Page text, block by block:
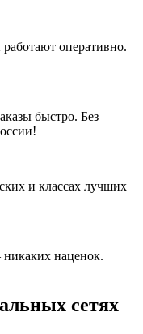
оперативно.
быстро. Без
и классах лучших
наценок.
сетях